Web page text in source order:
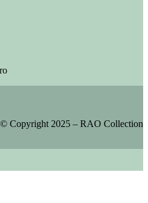
© Copyright 2025 – RAO Collection